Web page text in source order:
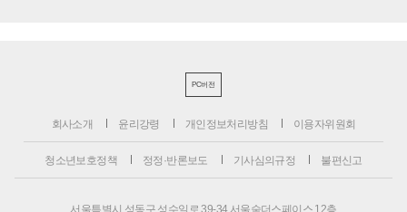
PC버전
회사소개 윤리강령 개인정보처리방침 이용자위원회
청소년보호정책 정정·반론보도 기사심의규정 불편신고
서울특별시 성동구 성수일로 39-34 서울숲더스페이스 12층